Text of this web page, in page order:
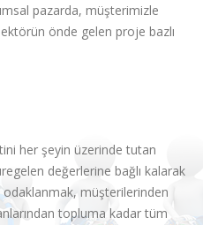
pazarda, müşterimizle
önde gelen proje bazlı
her şeyin üzerinde tutan
değerlerine bağlı kalarak
odaklanmak, müşterilerinden
topluma kadar tüm